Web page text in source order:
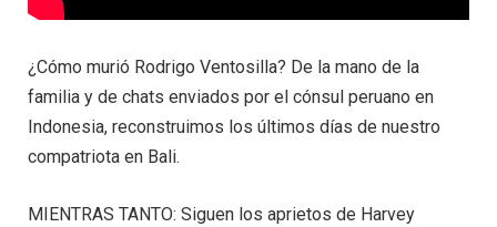
¿Cómo murió Rodrigo Ventosilla? De la mano de la
familia y de chats enviados por el cónsul peruano en
Indonesia, reconstruimos los últimos días de nuestro
compatriota en Bali.
MIENTRAS TANTO: Siguen los aprietos de Harvey